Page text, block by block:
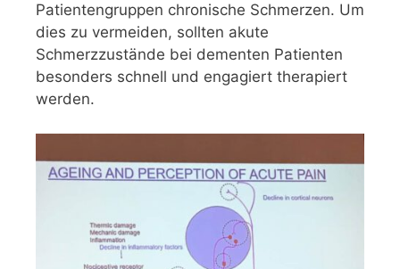
Patientengruppen chronische Schmerzen. Um
dies zu vermeiden, sollten akute
Schmerzzustände bei dementen Patienten
besonders schnell und engagiert therapiert
werden.